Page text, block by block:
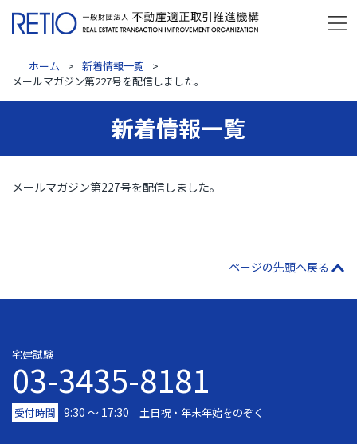
ホーム
新着情報一覧
メールマガジン第227号を配信しました。
新着情報一覧
メールマガジン第227号を配信しました。
ページの先頭へ戻る
宅建試験
03-3435-8181
受付時間 9:30 〜 17:30 土日祝・年末年始をのぞく